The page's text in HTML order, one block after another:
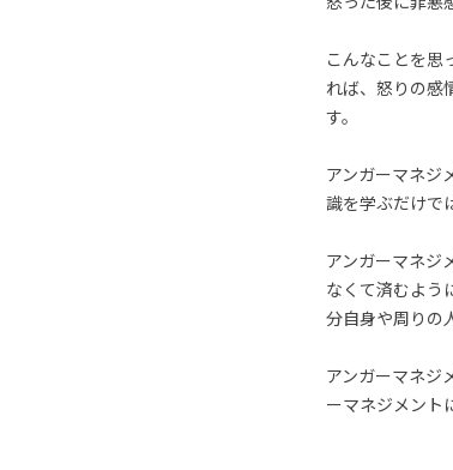
こんなことを思
れば、怒りの感
す。
アンガーマネジ
識を学ぶだけで
アンガーマネジ
なくて済むよう
分自身や周りの
アンガーマネジ
ーマネジメント